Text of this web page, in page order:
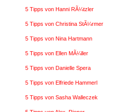
5 Tipps von Hanni RÃ¼tzler
5 Tipps von Christina StÃ¼rmer
5 Tipps von Nina Hartmann
5 Tipps von Ellen MÃ¼ller
5 Tipps von Danielle Spera
5 Tipps von Elfriede Hammerl
5 Tipps von Sasha Walleczek